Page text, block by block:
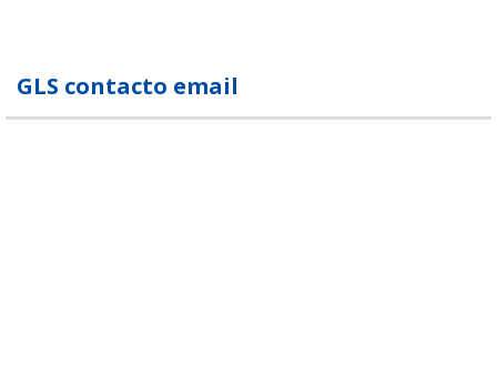
GLS contacto email